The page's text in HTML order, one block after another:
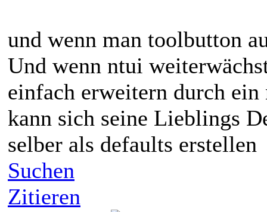
und wenn man toolbutton
Und wenn ntui
einfach erweitern durch
kann sich seine Lieblings
selber als defaults erstellen
Suchen
Zitieren